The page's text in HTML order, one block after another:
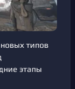
типов
этапы